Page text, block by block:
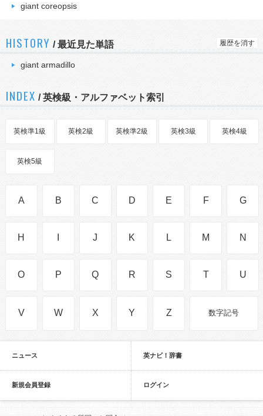
giant coreopsis
HISTORY /最近見た単語 履歴を消す
giant armadillo
INDEX / 英検級・アルファベット索引
英検準1級 英検2級 英検準2級 英検3級 英検4級
英検5級
A B C D E F G
H J K L M N
O P Q R S T U
V W X Y Z 数字記号
ニュース 英ナビ！辞書
新規会員登録 ログイン